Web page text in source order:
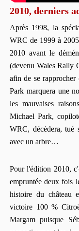
2010, derniers
Après 1998, la
WRC de 1999 à
2010 avant le
(devenu Wales Rally
afin de se
Park marquera une
les mauvaises
Michael Park,
WRC, décédera,
avec un arbre…
Pour l'édition 2010,
empruntée deux fois
histoire du château
victoire 100 %
Margam puisque